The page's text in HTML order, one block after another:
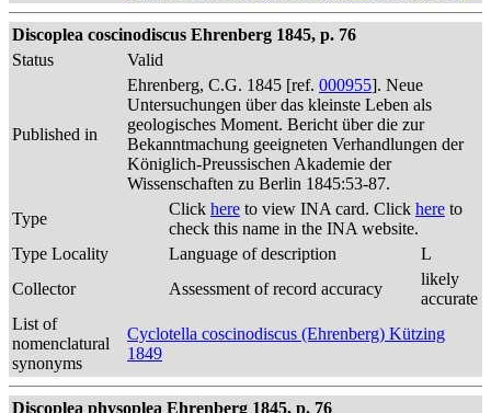
Discoplea coscinodiscus Ehrenberg 1845, p. 76
Status
Valid
Published in
Ehrenberg, C.G. 1845 [ref. 000955]. Neue
Untersuchungen über das kleinste Leben als
geologisches Moment. Bericht über die zur
Bekanntmachung geeigneten Verhandlungen der
Königlich-Preussischen Akademie der
Wissenschaften zu Berlin 1845:53-87.
Type
Click here to view INA card. Click here to
check this name in the INA website.
Type Locality
Language of description
L
Collector
Assessment of record accuracy
likely
accurate
List of
nomenclatural
synonyms
Cyclotella coscinodiscus (Ehrenberg) Kützing
1849
Discoplea physoplea Ehrenberg 1845, p. 76